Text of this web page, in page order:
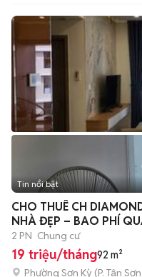
Tin nổi bật
CHO THUÊ CH
NHÀ ĐẸP – BAO PHÍ
2 PN Chung cư
19 triệu/tháng92 m²
Phường Sơn Kỳ (P. Tân